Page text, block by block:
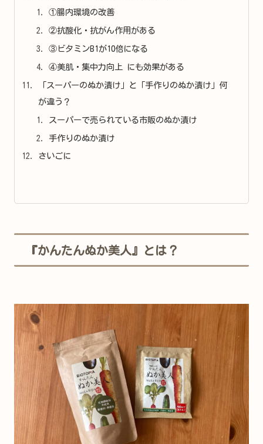
①腸内環境の改善
②抗酸化・抗がん作用がある
③ビタミンB1が10倍になる
④美肌・集中力向上 にも効果がある
「スーパーのぬか漬け」と「手作りのぬか漬け」何
が違う？
スーパーで売られている市販のぬか漬け
手作りのぬか漬け
さいごに
『かんたんぬか美人』とは？